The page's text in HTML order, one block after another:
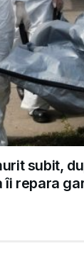
subit,
îi repara